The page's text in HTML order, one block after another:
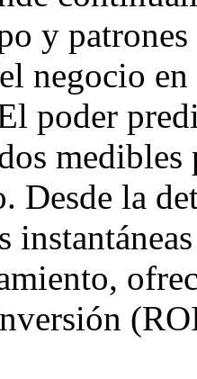
y
negocio
poder
Desde la